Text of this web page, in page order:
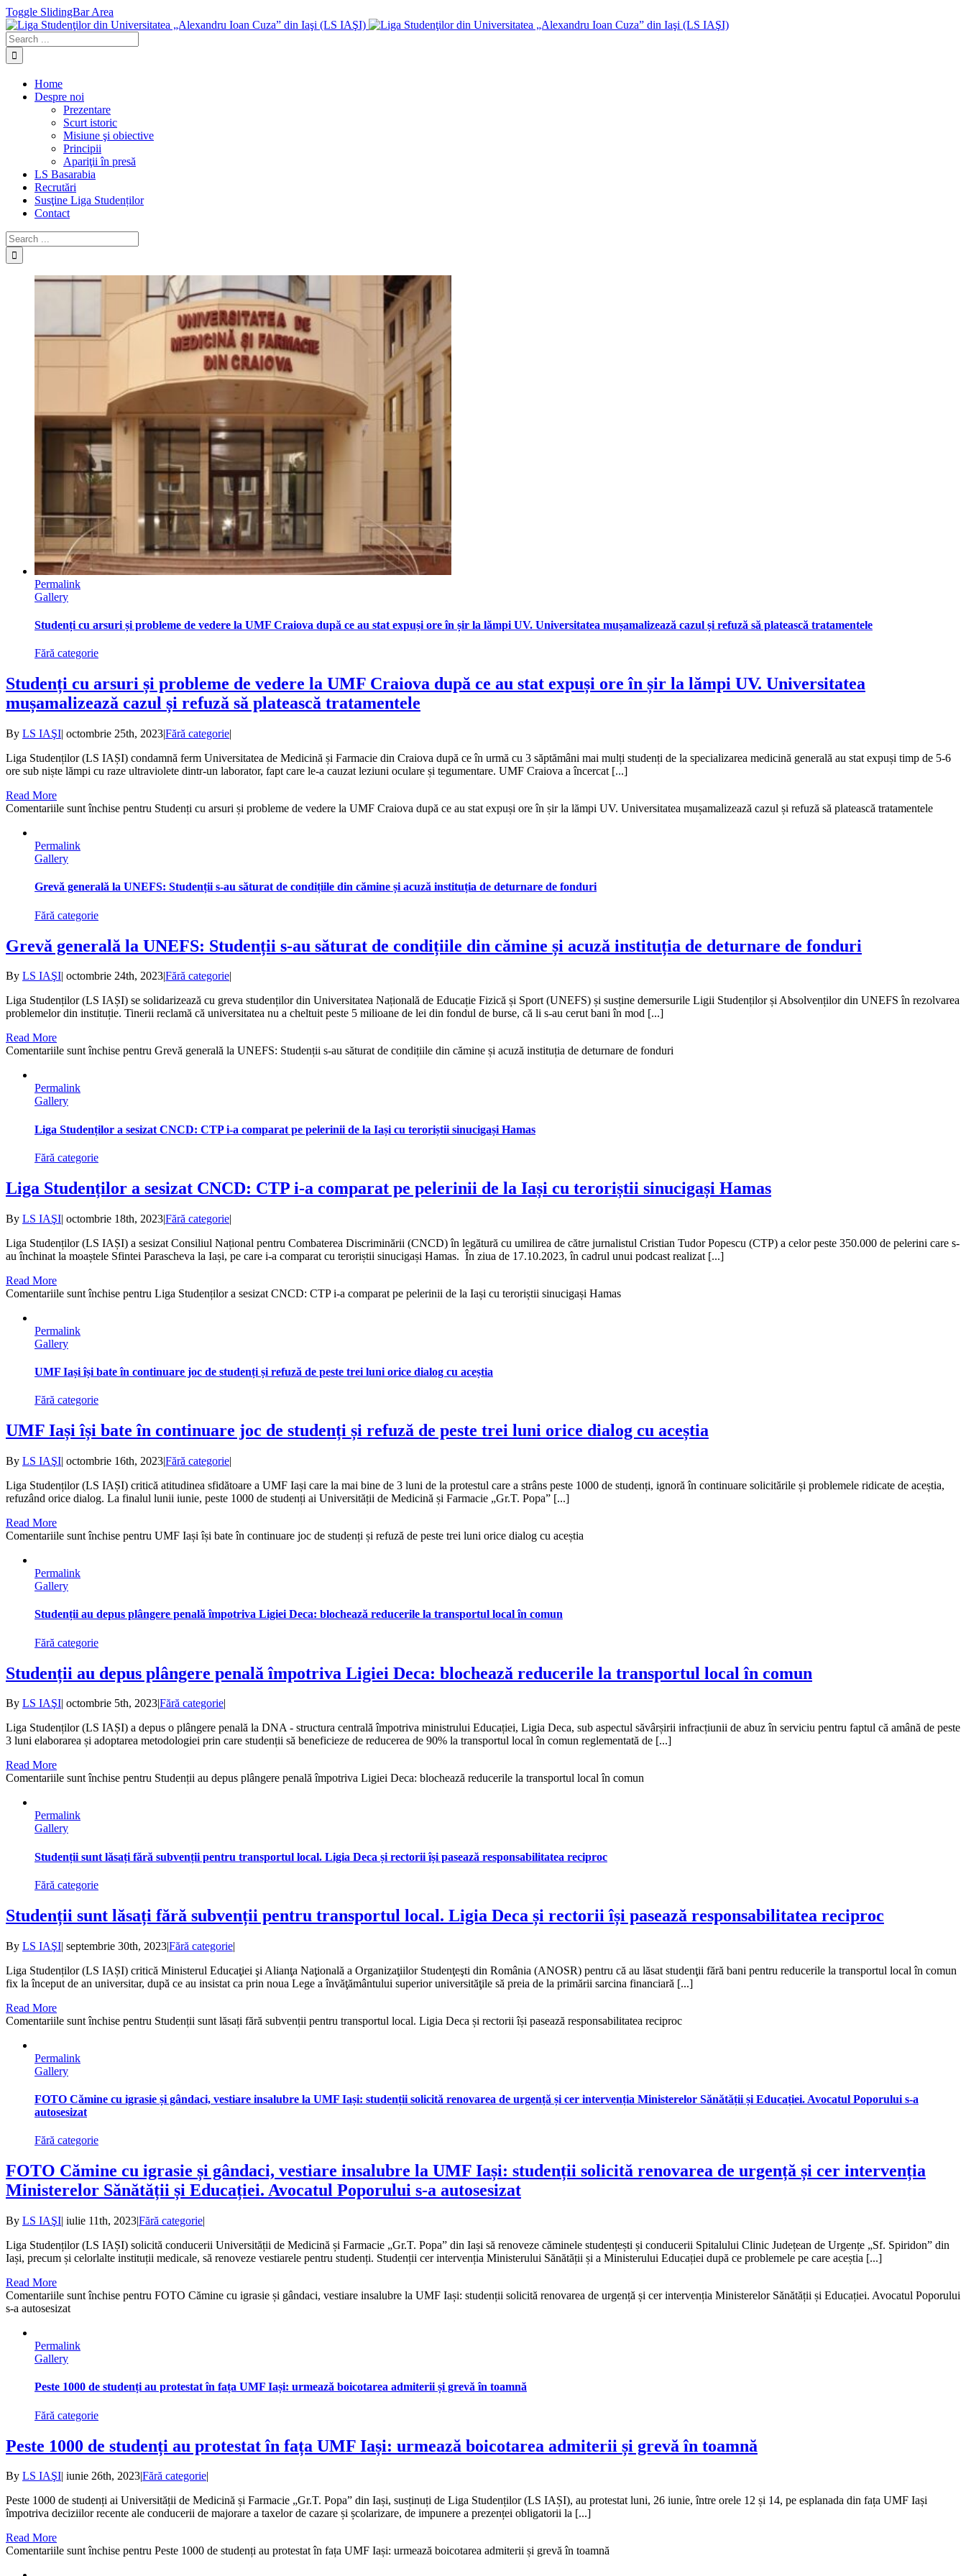
Toggle SlidingBar Area
Home
Despre noi
Prezentare
Scurt istoric
Misiune şi obiective
Principii
Apariţii în presă
LS Basarabia
Recrutări
Susţine Liga Studenților
Contact
Permalink
Gallery
Studenți cu arsuri și probleme de vedere la UMF Craiova după ce au stat expuși ore în șir la lămpi UV. Universitatea mușamalizează cazul și refuză să platească tratamentele
Fără categorie
Studenți cu arsuri și probleme de vedere la UMF Craiova după ce au stat expuși ore în șir la lămpi UV. Universitatea
mușamalizează cazul și refuză să platească tratamentele
By LS IAŞI| octombrie 25th, 2023|Fără categorie|
Liga Studenților (LS IAȘI) condamnă ferm Universitatea de Medicină și Farmacie din Craiova după ce în urmă cu 3 săptămâni mai mulți studenți de la specializarea medicină generală au stat expuși timp de 5-6
ore sub niște lămpi cu raze ultraviolete dintr-un laborator, fapt care le-a cauzat leziuni oculare și tegumentare. UMF Craiova a încercat [...]
Read More
Comentariile sunt închise pentru Studenți cu arsuri și probleme de vedere la UMF Craiova după ce au stat expuși ore în șir la lămpi UV. Universitatea mușamalizează cazul și refuză să platească tratamentele
Permalink
Gallery
Grevă generală la UNEFS: Studenții s-au săturat de condițiile din cămine și acuză instituția de deturnare de fonduri
Fără categorie
Grevă generală la UNEFS: Studenții s-au săturat de condițiile din cămine și acuză instituția de deturnare de fonduri
By LS IAŞI| octombrie 24th, 2023|Fără categorie|
Liga Studenților (LS IAȘI) se solidarizează cu greva studenților din Universitatea Națională de Educație Fizică și Sport (UNEFS) și susține demersurile Ligii Studenților și Absolvenților din UNEFS în rezolvarea
problemelor din instituție. Tinerii reclamă că universitatea nu a cheltuit peste 5 milioane de lei din fondul de burse, că li s-au cerut bani în mod [...]
Read More
Comentariile sunt închise pentru Grevă generală la UNEFS: Studenții s-au săturat de condițiile din cămine și acuză instituția de deturnare de fonduri
Permalink
Gallery
Liga Studenților a sesizat CNCD: CTP i-a comparat pe pelerinii de la Iași cu teroriștii sinucigași Hamas
Fără categorie
Liga Studenților a sesizat CNCD: CTP i-a comparat pe pelerinii de la Iași cu teroriștii sinucigași Hamas
By LS IAŞI| octombrie 18th, 2023|Fără categorie|
Liga Studenților (LS IAȘI) a sesizat Consiliul Național pentru Combaterea Discriminării (CNCD) în legătură cu umilirea de către jurnalistul Cristian Tudor Popescu (CTP) a celor peste 350.000 de pelerini care s-
au închinat la moaștele Sfintei Parascheva la Iași, pe care i-a comparat cu teroriștii sinucigași Hamas. În ziua de 17.10.2023, în cadrul unui podcast realizat [...]
Read More
Comentariile sunt închise pentru Liga Studenților a sesizat CNCD: CTP i-a comparat pe pelerinii de la Iași cu teroriștii sinucigași Hamas
Permalink
Gallery
UMF Iași își bate în continuare joc de studenți și refuză de peste trei luni orice dialog cu aceștia
Fără categorie
UMF Iași își bate în continuare joc de studenți și refuză de peste trei luni orice dialog cu aceștia
By LS IAŞI| octombrie 16th, 2023|Fără categorie|
Liga Studenților (LS IAȘI) critică atitudinea sfidătoare a UMF Iași care la mai bine de 3 luni de la protestul care a strâns peste 1000 de studenți, ignoră în continuare solicitările și problemele ridicate de aceștia,
refuzând orice dialog. La finalul lunii iunie, peste 1000 de studenți ai Universității de Medicină și Farmacie „Gr.T. Popa” [...]
Read More
Comentariile sunt închise pentru UMF Iași își bate în continuare joc de studenți și refuză de peste trei luni orice dialog cu aceștia
Permalink
Gallery
Studenții au depus plângere penală împotriva Ligiei Deca: blochează reducerile la transportul local în comun
Fără categorie
Studenții au depus plângere penală împotriva Ligiei Deca: blochează reducerile la transportul local în comun
By LS IAŞI| octombrie 5th, 2023|Fără categorie|
Liga Studenților (LS IAȘI) a depus o plângere penală la DNA - structura centrală împotriva ministrului Educației, Ligia Deca, sub aspectul săvârșirii infracțiunii de abuz în serviciu pentru faptul că amână de peste
3 luni elaborarea și adoptarea metodologiei prin care studenții să beneficieze de reducerea de 90% la transportul local în comun reglementată de [...]
Read More
Comentariile sunt închise pentru Studenții au depus plângere penală împotriva Ligiei Deca: blochează reducerile la transportul local în comun
Permalink
Gallery
Studenții sunt lăsați fără subvenții pentru transportul local. Ligia Deca și rectorii își pasează responsabilitatea reciproc
Fără categorie
Studenții sunt lăsați fără subvenții pentru transportul local. Ligia Deca și rectorii își pasează responsabilitatea reciproc
By LS IAŞI| septembrie 30th, 2023|Fără categorie|
Liga Studenților (LS IAȘI) critică Ministerul Educaţiei şi Alianţa Naţională a Organizaţiilor Studenţeşti din România (ANOSR) pentru că au lăsat studenţii fără bani pentru reducerile la transportul local în comun
fix la început de an universitar, după ce au insistat ca prin noua Lege a învăţământului superior universităţile să preia de la primării sarcina financiară [...]
Read More
Comentariile sunt închise pentru Studenții sunt lăsați fără subvenții pentru transportul local. Ligia Deca și rectorii își pasează responsabilitatea reciproc
Permalink
Gallery
FOTO Cămine cu igrasie și gândaci, vestiare insalubre la UMF Iași: studenții solicită renovarea de urgență și cer intervenția Ministerelor Sănătății și Educației. Avocatul Poporului s-a
autosesizat
Fără categorie
FOTO Cămine cu igrasie și gândaci, vestiare insalubre la UMF Iași: studenții solicită renovarea de urgență și cer intervenția
Ministerelor Sănătății și Educației. Avocatul Poporului s-a autosesizat
By LS IAŞI| iulie 11th, 2023|Fără categorie|
Liga Studenților (LS IAȘI) solicită conducerii Universității de Medicină și Farmacie „Gr.T. Popa” din Iași să renoveze căminele studențești și conducerii Spitalului Clinic Județean de Urgențe „Sf. Spiridon” din
Iași, precum și celorlalte instituții medicale, să renoveze vestiarele pentru studenți. Studenții cer intervenția Ministerului Sănătății și a Ministerului Educației după ce problemele pe care aceștia [...]
Read More
Comentariile sunt închise pentru FOTO Cămine cu igrasie și gândaci, vestiare insalubre la UMF Iași: studenții solicită renovarea de urgență și cer intervenția Ministerelor Sănătății și Educației. Avocatul Poporului
s-a autosesizat
Permalink
Gallery
Peste 1000 de studenți au protestat în fața UMF Iași: urmează boicotarea admiterii și grevă în toamnă
Fără categorie
Peste 1000 de studenți au protestat în fața UMF Iași: urmează boicotarea admiterii și grevă în toamnă
By LS IAŞI iunie 26th, 2023Fără categorie
Peste 1000 de studenți ai Universității de Medicină și Farmacie „Gr.T. Popa” din Iași, susținuți de Liga Studenților (LS IAȘI), au protestat luni, 26 iunie, între orele 12 și 14, pe esplanada din fața UMF Iași
împotriva deciziilor recente ale conducerii de majorare a taxelor de cazare și școlarizare, de impunere a prezenței obligatorii la [...]
Read More
Comentariile sunt închise pentru Peste 1000 de studenți au protestat în fața UMF Iași: urmează boicotarea admiterii și grevă în toamnă